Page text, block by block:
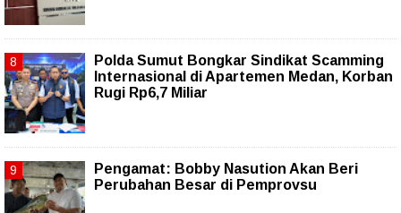
Polda Sumut Bongkar Sindikat Scamming
Internasional di Apartemen Medan, Korban
Rugi Rp6,7 Miliar
Pengamat: Bobby Nasution Akan Beri
Perubahan Besar di Pemprovsu